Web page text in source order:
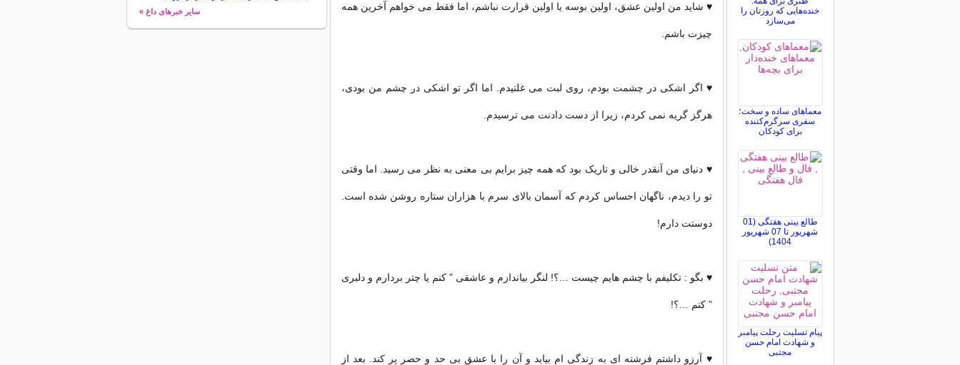
♥ شاید من اولین عشق، اولین بوسه یا اولین قرارت نباشم، اما فقط می خواهم آخرین همه
چیزت باشم.
♥ اگر اشکی در چشمت بودم، روی لبت می غلتیدم. اما اگر تو اشکی در چشم من بودی،
هرگز گریه نمی کردم، زیرا از دست دادنت می ترسیدم.
♥ دنیای من آنقدر خالی و تاریک بود که همه چیز برایم بی معنی به نظر می رسید. اما وقتی
تو را دیدم، ناگهان احساس کردم که آسمان بالای سرم با هزاران ستاره روشن شده است.
دوستت دارم!
♥ بگو : تکلیفم با چشم هایم چیست …؟! لنگر بیاندازم و عاشقی ” کنم یا چتر بردارم و دلبری
” کنم …؟!
♥ آرزو داشتم فرشته ای به زندگی ام بیاید و آن را با عشق بی حد و حصر پر کند. بعد از
خنده‌هایی که روزتان را
می‌سازد
معماهای ساده و سخت؛
سفری سرگرم‌کننده
برای کودکان
طالع بینی هفتگی (01
شهریور تا 07 شهریور
1404)
پیام تسلیت رحلت پیامبر
و شهادت امام حسن
مجتبی
سایر خبرهای داغ »